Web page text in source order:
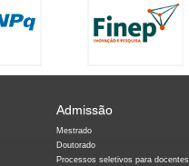
Admissão
Mestrado
Doutorado
Processos seletivos para docentes